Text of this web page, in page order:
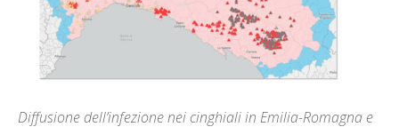
Diffusione dell’infezione nei cinghiali in Emilia-Romagna e